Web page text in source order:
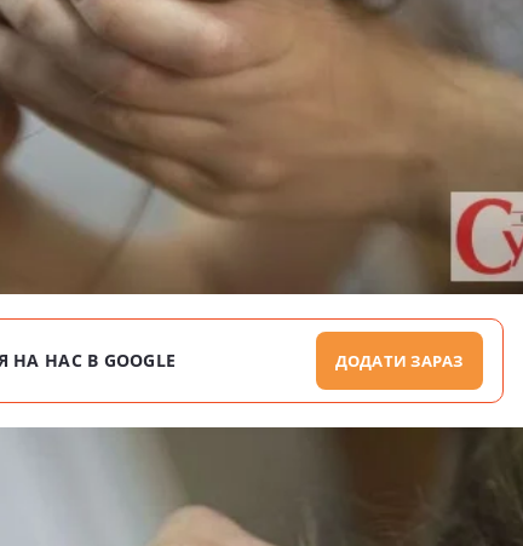
НА НАС В GOOGLE ДОДАТИ ЗАРАЗ